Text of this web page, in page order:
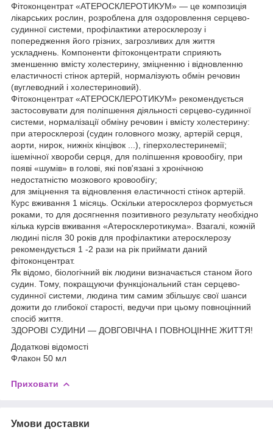
Фітоконцентрат «АТЕРОСКЛЕРОТИКУМ» — це композиція
лікарських рослин, розроблена для оздоровлення серцево-
судинної системи, профілактики атеросклерозу і
попередження його грізних, загрозливих для життя
ускладнень. Компоненти фітоконцентрати сприяють
зменшенню вмісту холестерину, зміцненню і відновленню
еластичності стінок артерій, нормалізують обмін речовин
(вуглеводний і холестериновий).
Фітоконцентрат «АТЕРОСКЛЕРОТИКУМ» рекомендується
застосовувати для поліпшення діяльності серцево-судинної
системи, нормалізації обміну речовин і вмісту холестерину:
при атеросклерозі (судин головного мозку, артерій серця,
аорти, нирок, нижніх кінцівок ...), гіперхолестеринемії;
ішемічної хвороби серця, для поліпшення кровообігу, при
появі «шумів» в голові, які пов'язані з хронічною
недостатністю мозкового кровообігу;
для зміцнення та відновлення еластичності стінок артерій.
Курс вживання 1 місяць. Оскільки атеросклероз формується
роками, то для досягнення позитивного результату необхідно
кілька курсів вживання «Атеросклеротикума». Взагалі, кожній
людині після 30 років для профілактики атеросклерозу
рекомендується 1 -2 рази на рік приймати даний
фітоконцентрат.
Як відомо, біологічний вік людини визначається станом його
судин. Тому, покращуючи функціональний стан серцево-
судинної системи, людина тим самим збільшує свої шанси
дожити до глибокої старості, ведучи при цьому повноцінний
спосіб життя.
ЗДОРОВІ СУДИНИ — ДОВГОВІЧНА І ПОВНОЦІННЕ ЖИТТЯ!
Додаткові відомості
Флакон 50 мл
Приховати
Умови доставки